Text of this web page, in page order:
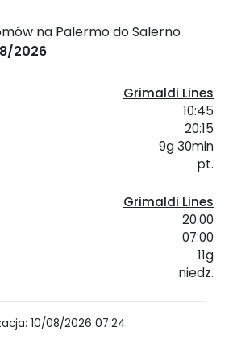
na Palermo do Salerno
2026
Grimaldi Lines
10:45
20:15
9g 30min
pt.
Grimaldi Lines
20:00
07:00
11g
niedz.
10/08/2026 07:24